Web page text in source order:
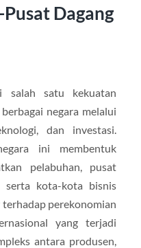
Dagang
salah satu kekuatan
negara melalui
dan investasi.
ini membentuk
pelabuhan, pusat
serta kota-kota bisnis
perekonomian
yang terjadi
antara produsen,